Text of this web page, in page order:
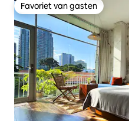
Favoriet van gasten
Favoriet van gasten